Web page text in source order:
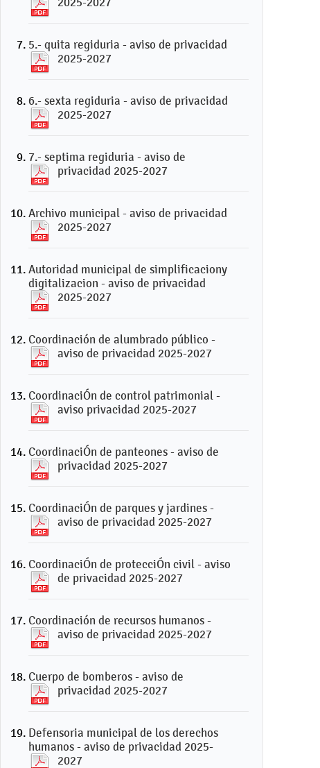
5.- quita regiduria - aviso de privacidad
2025-2027
6.- sexta regiduria - aviso de privacidad
2025-2027
7.- septima regiduria - aviso de
privacidad 2025-2027
Archivo municipal - aviso de privacidad
2025-2027
Autoridad municipal de simplificaciony
digitalizacion - aviso de privacidad
2025-2027
Coordinación de alumbrado público -
aviso de privacidad 2025-2027
CoordinaciÓn de control patrimonial -
aviso privacidad 2025-2027
CoordinaciÓn de panteones - aviso de
privacidad 2025-2027
CoordinaciÓn de parques y jardines -
aviso de privacidad 2025-2027
CoordinaciÓn de protecciÓn civil - aviso
de privacidad 2025-2027
Coordinación de recursos humanos -
aviso de privacidad 2025-2027
Cuerpo de bomberos - aviso de
privacidad 2025-2027
Defensoria municipal de los derechos
humanos - aviso de privacidad 2025-
2027